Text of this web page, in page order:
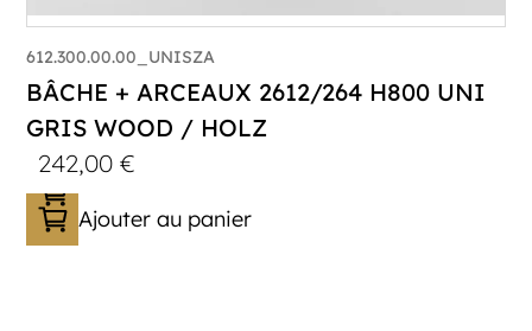
612.300.00.00_UNISZA
BÂCHE + ARCEAUX 2612/264 H800 UNI
GRIS WOOD / HOLZ
242,00€
Ajouter au panier